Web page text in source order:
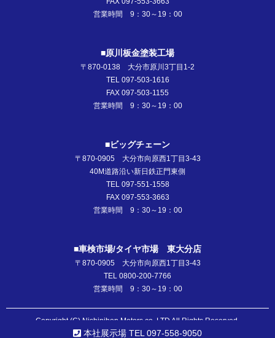
営業時間 9：30～19：00
■原川板金塗装工場
〒870-0138 大分市原川3丁目1-2
TEL 097-503-1616
FAX 097-503-1155
営業時間 9：30～19：00
■ビッグチェーン
〒870-0905 大分市向原西1丁目3-43
40M道路沿い新日鉄正門東側
TEL 097-551-1558
FAX 097-553-3663
営業時間 9：30～19：00
■車検市場/タイヤ市場 東大分店
〒870-0905 大分市向原西1丁目3-43
TEL 0800-200-7766
営業時間 9：30～19：00
Copyright (C) Nishinihon Motors co.,LTD All Rights Reserved.
本社展示場 TEL 097-558-9050